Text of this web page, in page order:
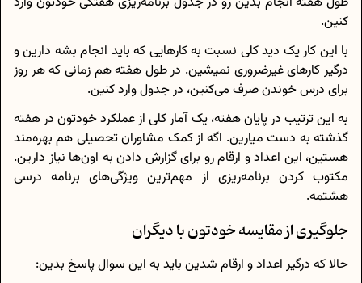
کنین.
با این کار یک دید کلی نسبت به کارهایی که باید انجام بشه دارین و
درگیر کارهای غیرضروری نمیشین. در طول هفته هم زمانی که هر روز
برای درس خوندن صرف می‌کنین، در جدول وارد کنین.
به این ترتیب در پایان هفته، یک آمار کلی از عملکرد خودتون در هفته
گذشته به دست میارین. اگه از کمک مشاوران تحصیلی هم بهره‌مند
هستین، این اعداد و ارقام رو برای گزارش دادن به اون‌ها نیاز دارین.
مکتوب کردن برنامه‌ریزی از مهم‌ترین ویژگی‌های برنامه درسی
هشتمه.
جلوگیری از مقایسه خودتون با دیگران
حالا که درگیر اعداد و ارقام شدین باید به این سوال پاسخ بدین: